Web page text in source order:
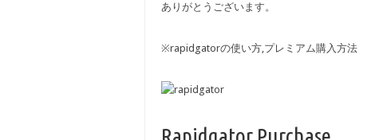
ありがとうございます。
※rapidgatorの使い方,プレミアム購入方法